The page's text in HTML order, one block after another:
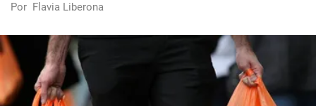
Por Flavia Liberona